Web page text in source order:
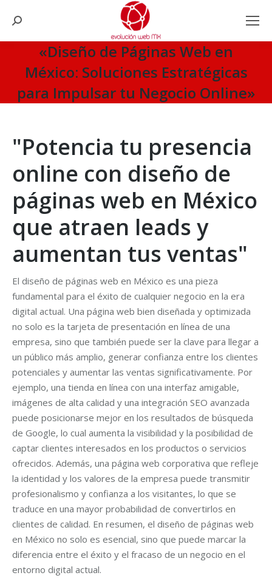
Search:
«Diseño de Páginas Web en
México: Soluciones Estratégicas
para Impulsar tu Negocio Online»
"Potencia tu presencia
online con diseño de
páginas web en México
que atraen leads y
aumentan tus ventas"
El diseño de páginas web en México es una pieza
fundamental para el éxito de cualquier negocio en la era
digital actual. Una página web bien diseñada y optimizada
no solo es la tarjeta de presentación en línea de una
empresa, sino que también puede ser la clave para llegar a
un público más amplio, generar confianza entre los clientes
potenciales y aumentar las ventas significativamente. Por
ejemplo, una tienda en línea con una interfaz amigable,
imágenes de alta calidad y una integración SEO avanzada
puede posicionarse mejor en los resultados de búsqueda
de Google, lo cual aumenta la visibilidad y la posibilidad de
captar clientes interesados en los productos o servicios
ofrecidos. Además, una página web corporativa que refleje
la identidad y los valores de la empresa puede transmitir
profesionalismo y confianza a los visitantes, lo que se
traduce en una mayor probabilidad de convertirlos en
clientes de calidad. En resumen, el diseño de páginas web
en México no solo es esencial, sino que puede marcar la
diferencia entre el éxito y el fracaso de un negocio en el
entorno digital actual.